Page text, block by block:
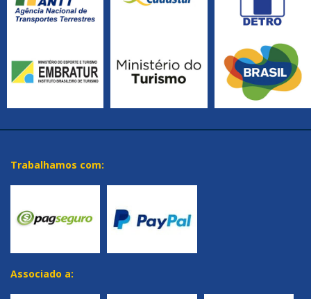
Trabalhamos com:
Associado a: